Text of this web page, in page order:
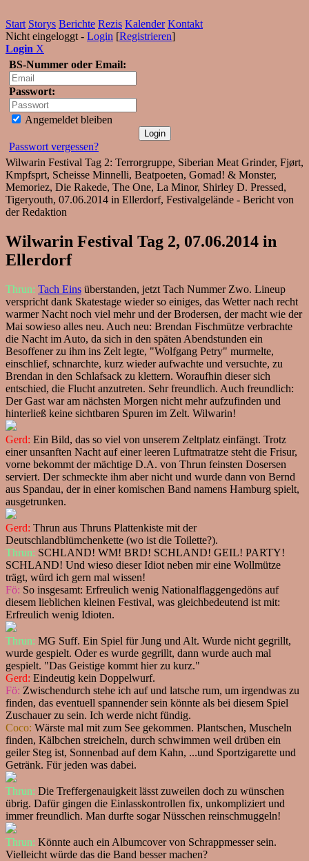
Start Storys Berichte Rezis Kalender Kontakt
Nicht eingeloggt - Login [Registrieren]
Login X
BS-Nummer oder Email:
Passwort:
Angemeldet bleiben
Passwort vergessen?
Wilwarin Festival Tag 2: Terrorgruppe, Siberian Meat Grinder, Fjørt,
Kmpfsprt, Scheisse Minnelli, Beatpoeten, Gomad! & Monster,
Memoriez, Die Rakede, The One, La Minor, Shirley D. Pressed,
Tigeryouth, 07.06.2014 in Ellerdorf, Festivalgelände - Bericht von
der Redaktion
Wilwarin Festival Tag 2, 07.06.2014 in
Ellerdorf
Thrun: Tach Eins überstanden, jetzt Tach Nummer Zwo. Lineup
verspricht dank Skatestage wieder so einiges, das Wetter nach recht
warmer Nacht noch viel mehr und der Brodersen, der macht wie der
Mai sowieso alles neu. Auch neu: Brendan Fischmütze verbrachte
die Nacht im Auto, da sich in den späten Abendstunden ein
Besoffener zu ihm ins Zelt legte, "Wolfgang Petry" murmelte,
einschlief, schnarchte, kurz wieder aufwachte und versuchte, zu
Brendan in den Schlafsack zu klettern. Woraufhin dieser sich
entschied, die Flucht anzutreten. Sehr freundlich. Auch freundlich:
Der Gast war am nächsten Morgen nicht mehr aufzufinden und
hinterließ keine sichtbaren Spuren im Zelt. Wilwarin!
Gerd: Ein Bild, das so viel von unserem Zeltplatz einfängt. Trotz
einer unsanften Nacht auf einer leeren Luftmatratze steht die Frisur,
vorne bekommt der mächtige D.A. von Thrun feinsten Dosersen
serviert. Der schmeckte ihm aber nicht und wurde dann von Bernd
aus Spandau, der in einer komischen Band namens Hamburg spielt,
ausgetrunken.
Gerd: Thrun aus Thruns Plattenkiste mit der
Deutschlandblümchenkette (wo ist die Toilette?).
Thrun: SCHLAND! WM! BRD! SCHLAND! GEIL! PARTY!
SCHLAND! Und wieso dieser Idiot neben mir eine Wollmütze
trägt, würd ich gern mal wissen!
Fö: So insgesamt: Erfreulich wenig Nationalflaggengedöns auf
diesem lieblichen kleinen Festival, was gleichbedeutend ist mit:
Erfreulich wenig Idioten.
Thrun: MG Suff. Ein Spiel für Jung und Alt. Wurde nicht gegrillt,
wurde gespielt. Oder es wurde gegrillt, dann wurde auch mal
gespielt. "Das Geistige kommt hier zu kurz."
Gerd: Eindeutig kein Doppelwurf.
Fö: Zwischendurch stehe ich auf und latsche rum, um irgendwas zu
finden, das eventuell spannender sein könnte als bei diesem Spiel
Zuschauer zu sein. Ich werde nicht fündig.
Coco: Wärste mal mit zum See gekommen. Plantschen, Muscheln
finden, Kälbchen streicheln, durch schwimmen weil drüben ein
geiler Steg ist, Sonnenbad auf dem Kahn, ...und Sportzigarette und
Getränk. Für jeden was dabei.
Thrun: Die Treffergenauigkeit lässt zuweilen doch zu wünschen
übrig. Dafür gingen die Einlasskontrollen fix, unkompliziert und
immer freundlich. Man durfte sogar Nüsschen reinschmuggeln!
Thrun: Könnte auch ein Albumcover von Schrappmesser sein.
Vielleicht würde das die Band besser machen?